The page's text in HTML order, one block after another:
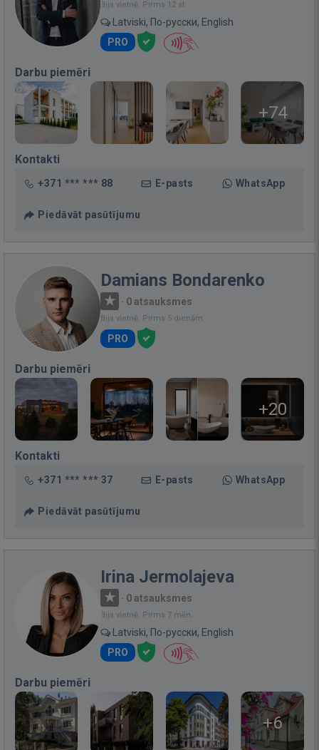
Bija vietnē: Pirms 12 st.
Latviski, По-русски, English
PRO
Darbu piemēri
+74
Kontakti
+371 *** *** 88 E-pasts WhatsApp
Piedāvāt pasūtījumu
Damians Bondarenko
· 0 atsauksmes
Bija vietnē: Pirms 5 dienām
PRO
Darbu piemēri
+20
Kontakti
+371 *** *** 37 E-pasts WhatsApp
Piedāvāt pasūtījumu
Irina Jermolajeva
· 0 atsauksmes
Bija vietnē: Pirms 7 mēn.
Latviski, По-русски, English
PRO
Darbu piemēri
+6